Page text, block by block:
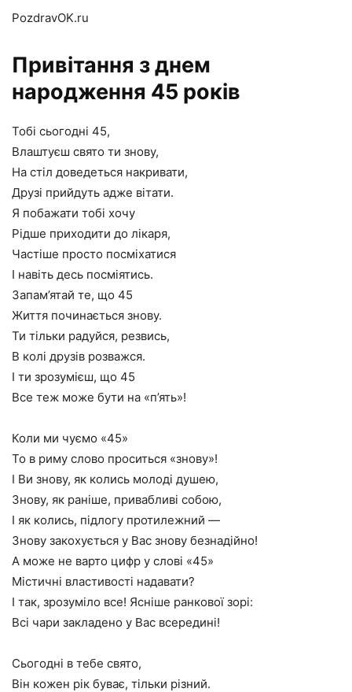
PozdravOK.ru
Привітання з днем
народження 45 років
Тобі сьогодні 45,
Влаштуєш свято ти знову,
На стіл доведеться накривати,
Друзі прийдуть адже вітати.
Я побажати тобі хочу
Рідше приходити до лікаря,
Частіше просто посміхатися
І навіть десь посміятись.
Запам’ятай те, що 45
Життя починається знову.
Ти тільки радуйся, резвись,
В колі друзів розважся.
І ти зрозумієш, що 45
Все теж може бути на «п’ять»!
Коли ми чуємо «45»
То в риму слово проситься «знову»!
І Ви знову, як колись молоді душею,
Знову, як раніше, привабливі собою,
І як колись, підлогу протилежний —
Знову закохується у Вас знову безнадійно!
А може не варто цифр у слові «45»
Містичні властивості надавати?
І так, зрозуміло все! Ясніше ранкової зорі:
Всі чари закладено у Вас всередині!
Сьогодні в тебе свято,
Він кожен рік буває, тільки різний.